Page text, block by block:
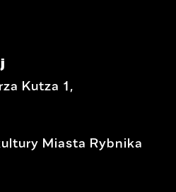
Kutza 1,
Miasta Rybnika